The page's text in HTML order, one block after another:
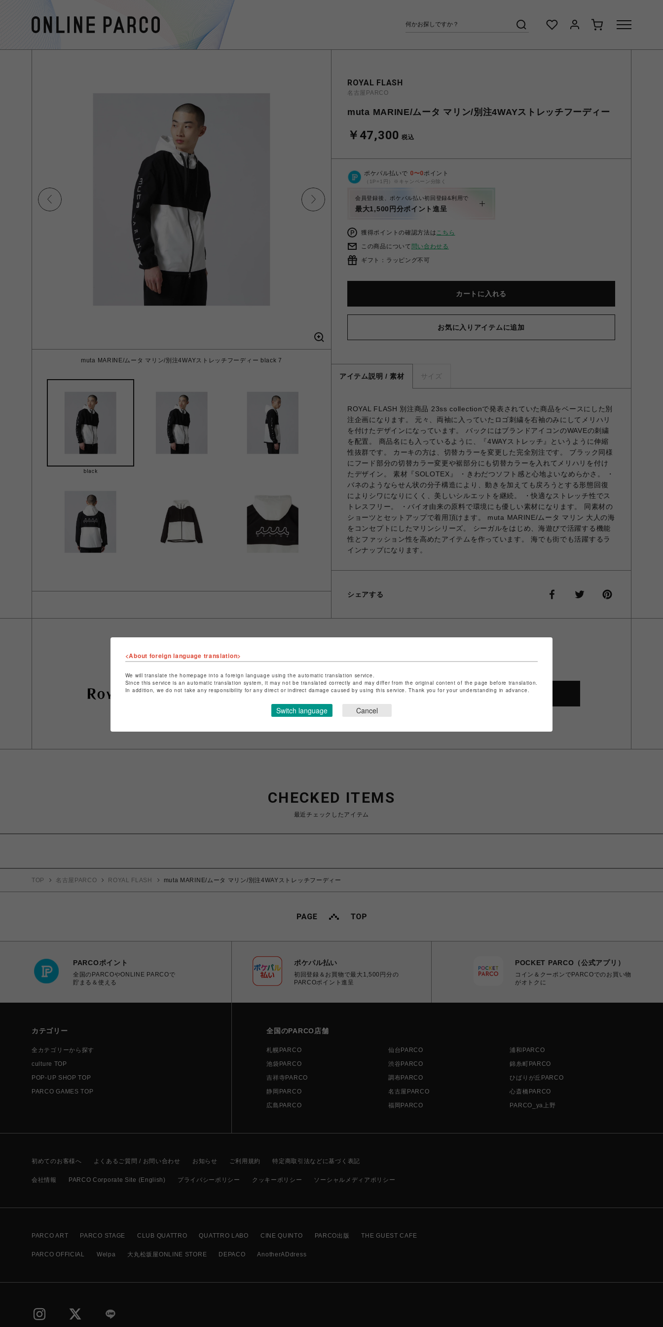
muta MARINE/ムータ マリン/別注4WAYストレッチフーディー black 7
black
ROYAL FLASH
名古屋PARCO
muta MARINE/ムータ マリン/別注4WAYストレッチフーディー
￥47,300 税込
ポケパル払いで 0〜0ポイント
（1P=1円）※キャンペーン分除く
会員登録後、ポケパル払い初回登録&利用で
最大1,500円分ポイント進呈
獲得ポイントの確認方法はこちら
この商品について 問い合わせる
ギフト：ラッピング不可
カートに入れる
お気に入りアイテムに追加
アイテム説明 / 素材 サイズ
ROYAL FLASH 別注商品 23ss collectionで発表されていた商品をベースにした別
注企画になります。 元々、両袖に入っていたロゴ刺繍を右袖のみにしてメリハリ
を付けたデザインになっています。 バックにはブランドアイコンのWAVEの刺繍
を配置。 商品名にも入っているように、『4WAYストレッチ』というように伸縮
性抜群です。 カーキの方は、切替カラーを変更した完全別注です。 ブラック同様
にフード部分の切替カラー変更や裾部分にも切替カラーを入れてメリハリを付け
たデザイン。 素材『SOLOTEX』 ・きわだつソフト感と心地よいなめらかさ。 ・
バネのようならせん状の分子構造により、動きを加えても戻ろうとする形態回復
によりシワになりにくく、美しいシルエットを継続。 ・快適なストレッチ性でス
トレスフリー。 ・バイオ由来の原料で環境にも優しい素材になります。 同素材の
ショーツとセットアップで着用頂けます。 muta MARINE/ムータ マリン 大人の海
をコンセプトにしたマリンシリーズ。 シーガルをはじめ、海遊びで活躍する機能
性とファッション性を高めたアイテムを作っています。 海でも街でも活躍するラ
インナップになります。
シェアする
店舗名
名古屋PARCO
特定商取引法など法令に基づく表記は
こちら
ショップお問い合わせはこちら
SHOP TOP
CHECKED ITEMS
最近チェックしたアイテム
TOP 名古屋PARCO ROYAL FLASH muta MARINE/ムータ マリン/別注4WAYストレッチフーディー
PARCOポイント
全国のPARCOやONLINE PARCOで
貯まる＆使える
ポケパル払い
初回登録＆お買物で最大1,500円分の
PARCOポイント進呈
POCKET PARCO（公式アプリ）
コイン＆クーポンでPARCOでのお買い物
がオトクに
カテゴリー
全カテゴリーから探す
culture TOP
POP-UP SHOP TOP
PARCO GAMES TOP
全国のPARCO店舗
札幌PARCO 仙台PARCO
浦和PARCO
池袋PARCO
渋谷PARCO
錦糸町PARCO
吉祥寺PARCO
調布PARCO
ひばりが丘PARCO
静岡PARCO
名古屋PARCO
心斎橋PARCO
広島PARCO
福岡PARCO PARCO_ya上野
初めてのお客様へ よくあるご質問 / お問い合わせ お知らせ ご利用規約 特定商取引法などに基づく表記
会社情報 PARCO Corporate Site (English) プライバシーポリシー クッキーポリシー ソーシャルメディアポリシー
PARCO ART PARCO STAGE CLUB QUATTRO QUATTRO LABO CINE QUINTO PARCO出版 THE GUEST CAFE
PARCO OFFICIAL Welpa 大丸松坂屋ONLINE STORE DEPACO AnotherADdress
<About foreign language translation>
We will translate the homepage into a foreign language using the automatic translation service.
Since this service is an automatic translation system, it may not be translated correctly and may differ from the original content of the page before translation.
In addition, we do not take any responsibility for any direct or indirect damage caused by using this service. Thank you for your understanding in advance.
Switch language Cancel